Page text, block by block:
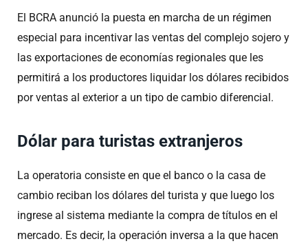
El BCRA anunció la puesta en marcha de un régimen
especial para incentivar las ventas del complejo sojero y
las exportaciones de economías regionales que les
permitirá a los productores liquidar los dólares recibidos
por ventas al exterior a un tipo de cambio diferencial.
Dólar para turistas extranjeros
La operatoria consiste en que el banco o la casa de
cambio reciban los dólares del turista y que luego los
ingrese al sistema mediante la compra de títulos en el
mercado. Es decir, la operación inversa a la que hacen